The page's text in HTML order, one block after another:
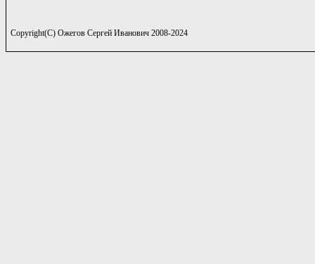
Copyright(C) Ожегов Сергей Иванович 2008-2024